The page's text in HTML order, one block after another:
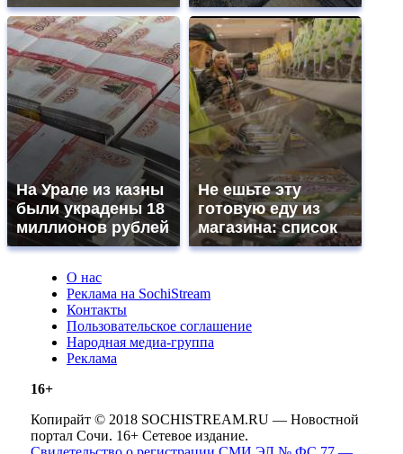
На Урале из казны
были украдены 18
миллионов рублей
Не ешьте эту
готовую еду из
магазина: список
О нас
Реклама на SochiStream
Контакты
Пользовательское соглашение
Народная медиа-группа
Реклама
16+
Копирайт © 2018 SOCHISTREAM.RU — Новостной
портал Сочи. 16+ Сетевое издание.